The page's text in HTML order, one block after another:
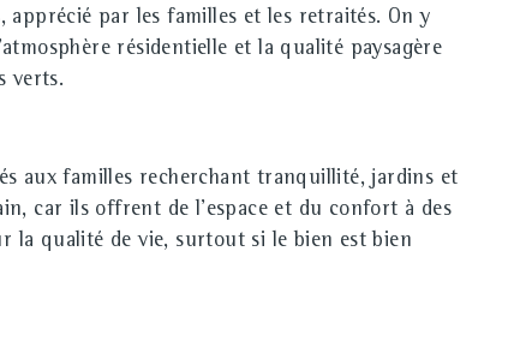
apprécié par les familles et les retraités. On y
résidentielle et la qualité paysagère
verts.
aux familles recherchant tranquillité, jardins et
car ils offrent de l'espace et du confort à des
la qualité de vie, surtout si le bien est bien